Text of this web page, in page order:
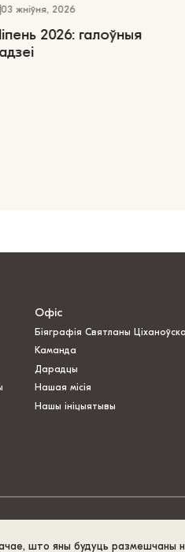
што яны будуць размешчаны
03 жніўня, 2026
2026: галоўныя
Офіс
Біяграфія Святланы
Каманда
Дарадцы
Нашая місія
Нашы ініцыятывы